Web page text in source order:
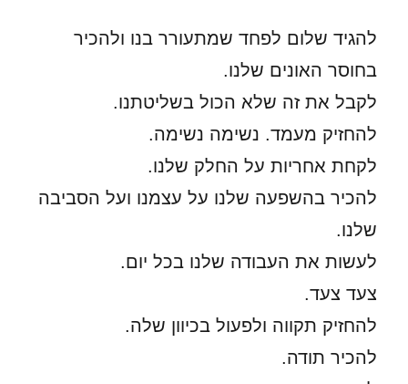
להגיד שלום לפחד שמתעורר בנו ולהכיר
בחוסר האונים שלנו.
לקבל את זה שלא הכול בשליטתנו.
להחזיק מעמד. נשימה נשימה.
לקחת אחריות על החלק שלנו.
להכיר בהשפעה שלנו על עצמנו ועל הסביבה
שלנו.
לעשות את העבודה שלנו בכל יום.
צעד צעד.
להחזיק תקווה ולפעול בכיוון שלה.
להכיר תודה.